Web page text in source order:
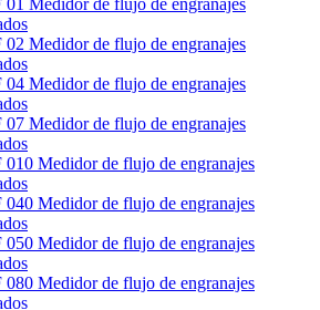
Medidor de flujo de engranajes
Medidor de flujo de engranajes
Medidor de flujo de engranajes
Medidor de flujo de engranajes
Medidor de flujo de engranajes
Medidor de flujo de engranajes
Medidor de flujo de engranajes
Medidor de flujo de engranajes